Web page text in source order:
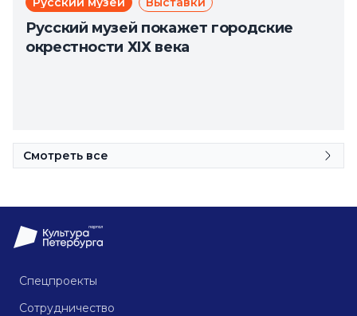
Русский музей покажет городские
окрестности ХIХ века
Смотреть все
Спецпроекты
Сотрудничество